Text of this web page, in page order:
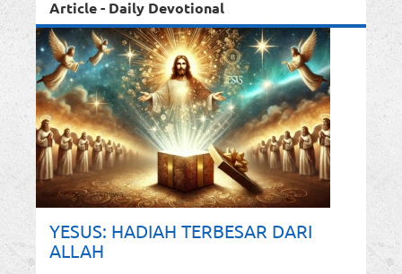
Article - Daily Devotional
YESUS: HADIAH TERBESAR DARI
ALLAH